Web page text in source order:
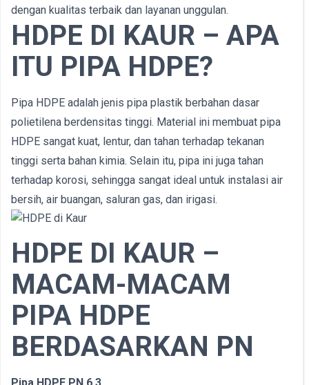
dengan kualitas terbaik dan layanan unggulan.
HDPE DI KAUR – APA
ITU PIPA HDPE?
Pipa HDPE adalah jenis pipa plastik berbahan dasar
polietilena berdensitas tinggi. Material ini membuat pipa
HDPE sangat kuat, lentur, dan tahan terhadap tekanan
tinggi serta bahan kimia. Selain itu, pipa ini juga tahan
terhadap korosi, sehingga sangat ideal untuk instalasi air
bersih, air buangan, saluran gas, dan irigasi.
HDPE DI KAUR –
MACAM-MACAM
PIPA HDPE
BERDASARKAN PN